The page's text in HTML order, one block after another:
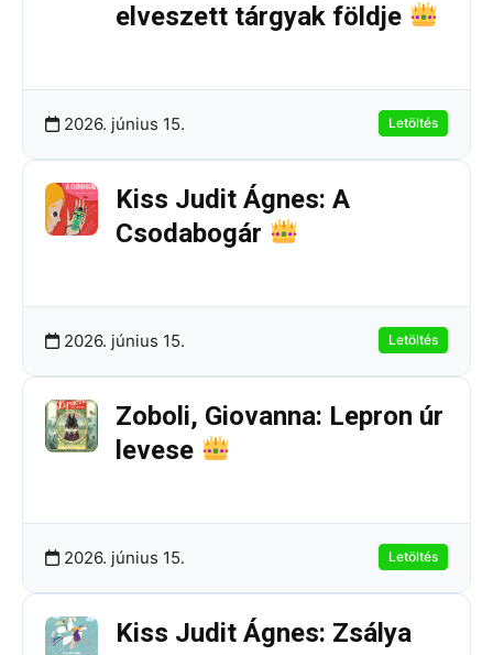
elveszett tárgyak földje
2026. június 15. Letöltés
Kiss Judit Ágnes: A
Csodabogár
2026. június 15. Letöltés
Zoboli, Giovanna: Lepron úr
levese
2026. június 15. Letöltés
Kiss Judit Ágnes: Zsálya